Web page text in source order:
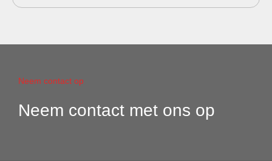
Neem contact op
Neem contact met ons op